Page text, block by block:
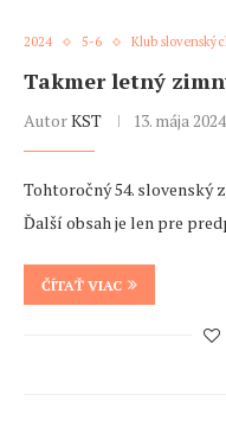
2024 5-6 Klub
Takmer letný
AutorKST 13. mája 2024
Tohtoročný 54. slovenský
Ďalší obsah je len pre
ČÍTAŤ VIAC